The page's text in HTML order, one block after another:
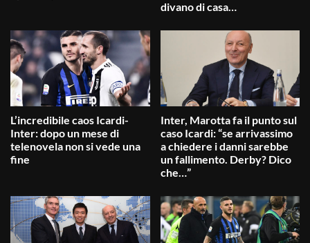
divano di casa…
L’incredibile caos Icardi-
Inter: dopo un mese di
telenovela non si vede una
fine
Inter, Marotta fa il punto sul
caso Icardi: “se arrivassimo
a chiedere i danni sarebbe
un fallimento. Derby? Dico
che…”